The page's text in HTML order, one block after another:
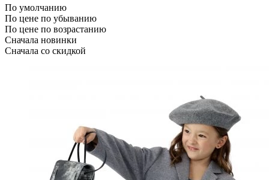
По умолчанию
По цене по убыванию
По цене по возрастанию
Сначала новинки
Сначала со скидкой